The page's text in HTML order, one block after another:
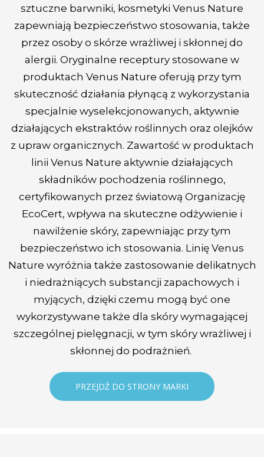
sztuczne barwniki, kosmetyki Venus Nature
zapewniają bezpieczeństwo stosowania, także
przez osoby o skórze wrażliwej i skłonnej do
alergii. Oryginalne receptury stosowane w
produktach Venus Nature oferują przy tym
skuteczność działania płynącą z wykorzystania
specjalnie wyselekcjonowanych, aktywnie
działających ekstraktów roślinnych oraz olejków
z upraw organicznych. Zawartość w produktach
linii Venus Nature aktywnie działających
składników pochodzenia roślinnego,
certyfikowanych przez światową Organizację
EcoCert, wpływa na skuteczne odżywienie i
nawilżenie skóry, zapewniając przy tym
bezpieczeństwo ich stosowania. Linię Venus
Nature wyróżnia także zastosowanie delikatnych
i niedrażniących substancji zapachowych i
myjących, dzięki czemu mogą być one
wykorzystywane także dla skóry wymagającej
szczególnej pielęgnacji, w tym skóry wrażliwej i
skłonnej do podrażnień.
PRZEJDŹ DO STRONY MARKI